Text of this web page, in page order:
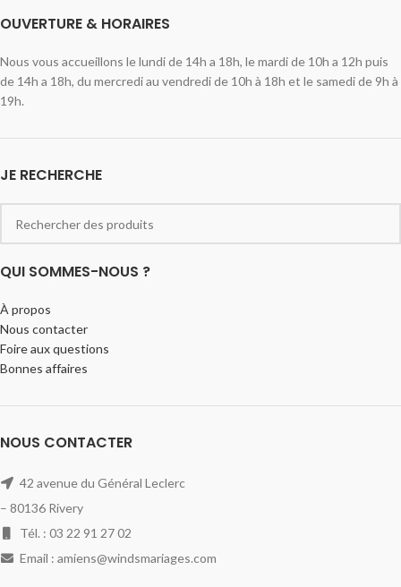
OUVERTURE & HORAIRES
Nous vous accueillons le lundi de 14h a 18h, le mardi de 10h a 12h puis
de 14h a 18h, du mercredi au vendredi de 10h à 18h et le samedi de 9h à
19h.
JE RECHERCHE
QUI SOMMES-NOUS ?
À propos
Nous contacter
Foire aux questions
Bonnes affaires
NOUS CONTACTER
42 avenue du Général Leclerc
– 80136 Rivery
Tél. : 03 22 91 27 02
Email : amiens@windsmariages.com